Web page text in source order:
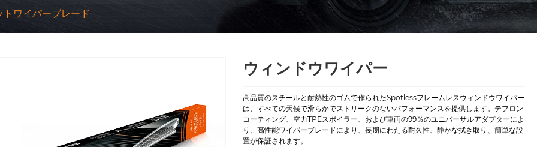
トワイパーブレード
ウィンドウワイパー
高品質のスチールと耐熱性のゴムで作られたSpotlessフレームレスウィンドウワイパー
は、すべての天候で滑らかでストリークのないパフォーマンスを提供します。テフロン
コーティング、空力TPEスポイラー、および車両の99％のユニバーサルアダプターによ
り、高性能ワイパーブレードにより、長期にわたる耐久性、静かな拭き取り、簡単な設
置が保証されます。